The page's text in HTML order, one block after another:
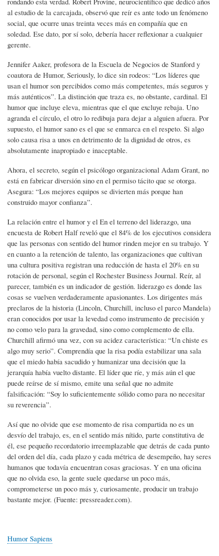
al estudio de la carcajada, observó que reír es ante todo un fenómeno
social, que ocurre unas treinta veces más en compañía que en
soledad. Ese dato, por sí solo, debería hacer reflexionar a cualquier
gerente.
Jennifer Aaker, profesora de la Escuela de Negocios de Stanford y
coautora de Humor, Seriously, lo dice sin rodeos: “Los líderes que
usan el humor son percibidos como más competentes, más seguros y
más auténticos”. La distinción que traza es, no obstante, cardinal. El
humor que incluye eleva, mientras que el que excluye rebaja. Uno
agranda el círculo, el otro lo redibuja para dejar a alguien afuera. Por
supuesto, el humor sano es el que se enmarca en el respeto. Si algo
solo causa risa a unos en detrimento de la dignidad de otros, es
absolutamente inapropiado e inaceptable.
Ahora, el secreto, según el psicólogo organizacional Adam Grant, no
está en fabricar diversión sino en el permiso tácito que se otorga.
Asegura: “Los mejores equipos se divierten más porque han
construido mayor confianza”.
La relación entre el humor y el En el terreno del liderazgo, una
encuesta de Robert Half reveló que el 84% de los ejecutivos considera
que las personas con sentido del humor rinden mejor en su trabajo. Y
en cuanto a la retención de talento, las organizaciones que cultivan
una cultura positiva registran una reducción de hasta el 20% en su
rotación de personal, según el Rochester Business Journal. Reír, al
parecer, también es un indicador de gestión. liderazgo es donde las
cosas se vuelven verdaderamente apasionantes. Los dirigentes más
preclaros de la historia (Lincoln, Churchill, incluso el parco Mandela)
eran conocidos por usar la levedad como instrumento de precisión y
no como velo para la gravedad, sino como complemento de ella.
Churchill afirmó una vez, con su acidez característica: “Un chiste es
algo muy serio”. Comprendía que la risa podía estabilizar una sala
que el miedo había sacudido y humanizar una decisión que la
jerarquía había vuelto distante. El líder que ríe, y más aún el que
puede reírse de sí mismo, emite una señal que no admite
falsificación: “Soy lo suficientemente sólido como para no necesitar
su reverencia”.
Así que no olvide que ese momento de risa compartida no es un
desvío del trabajo, es, en el sentido más nítido, parte constitutiva de
él, ese pequeño recordatorio irreemplazable que detrás de cada punto
del orden del día, cada plazo y cada métrica de desempeño, hay seres
humanos que todavía encuentran cosas graciosas. Y en una oficina
que no olvida eso, la gente suele quedarse un poco más,
comprometerse un poco más y, curiosamente, producir un trabajo
bastante mejor. (Fuente: pressreader.com).
Humor Sapiens